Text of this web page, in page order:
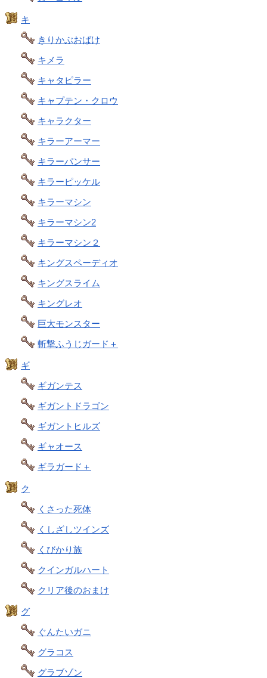
キ
きりかぶおばけ
キメラ
キャタピラー
キャプテン・クロウ
キャラクター
キラーアーマー
キラーパンサー
キラーピッケル
キラーマシン
キラーマシン2
キラーマシン２
キングスペーディオ
キングスライム
キングレオ
巨大モンスター
斬撃ふうじガード＋
ギ
ギガンテス
ギガントドラゴン
ギガントヒルズ
ギャオース
ギラガード＋
ク
くさった死体
くしざしツインズ
くびかり族
クインガルハート
クリア後のおまけ
グ
ぐんたいガニ
グラコス
グラブゾン